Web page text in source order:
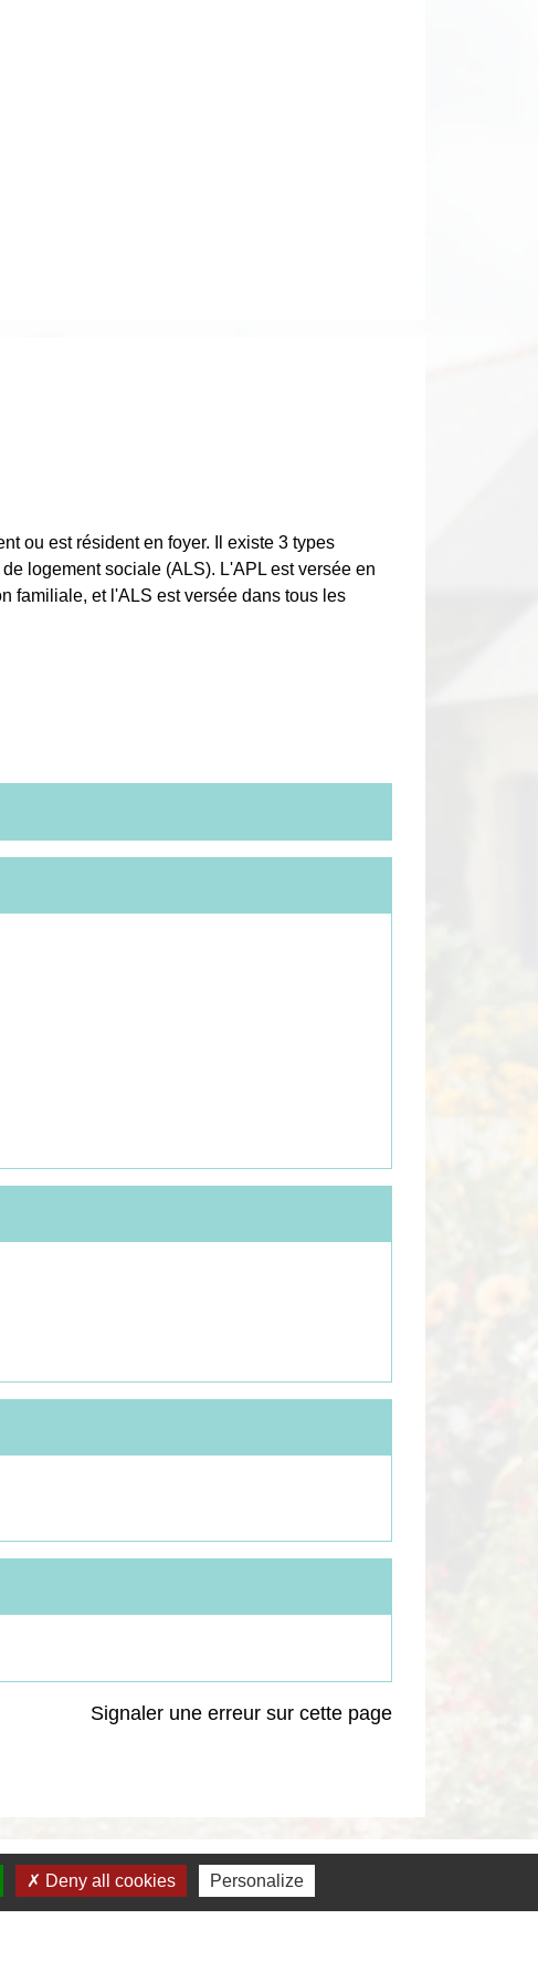
ou est résident en foyer. Il existe 3 types
logement sociale (ALS). L'APL est versée en
familiale, et l'ALS est versée dans tous les
Signaler une erreur sur cette page
Deny all cookies Personalize